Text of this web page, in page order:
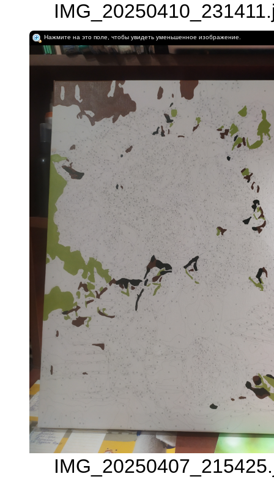
Нажмите на это поле, чтобы увидеть уменьшенное изображение.